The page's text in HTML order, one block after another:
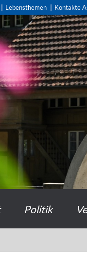
Lebensthemen Kontakte
Politik